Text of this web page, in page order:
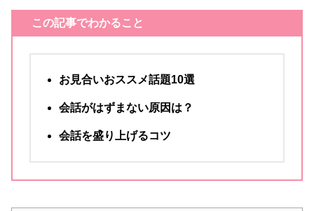
この記事でわかること
お見合いおススメ話題10選
会話がはずまない原因は？
会話を盛り上げるコツ